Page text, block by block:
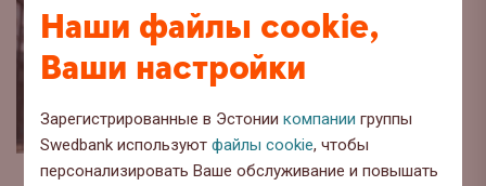
Наши файлы cookie,
Ваши настройки
Зарегистрированные в Эстониикомпании группы
Swedbank используютфайлы cookie, чтобы
персонализировать Ваше обслуживание и повышать